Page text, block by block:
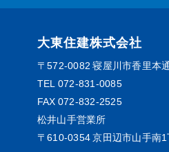
大東住建株式会社
〒572-0082寝屋川市香里本
TEL 072-831-0085
FAX 072-832-2525
松井山手営業所
〒610-0354京田辺市山手南